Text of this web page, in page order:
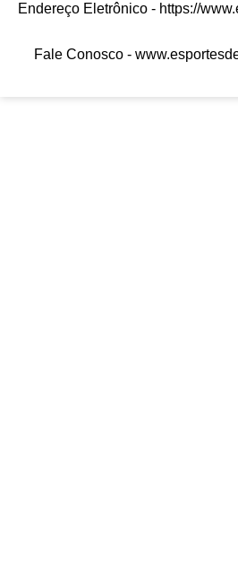
Endereço Eletrônico - https://
Fale Conosco -